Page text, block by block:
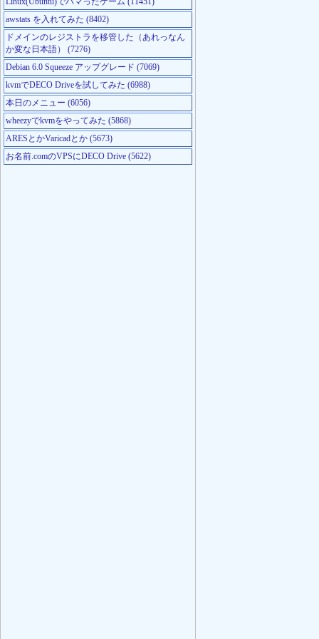
awstats を入れてみた (8402)
ドメインのレジストラを移管した（あれっなん
か変な日本語） (7276)
Debian 6.0 Squeeze アップグレード (7069)
kvmでDECO Driveを試してみた (6988)
本日のメニュー (6056)
wheezyでkvmをやってみた (5868)
ARESとかVaricadとか (5673)
お名前.comのVPSにDECO Drive (5622)